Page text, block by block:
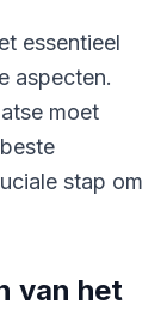
essentieel
aspecten.
moet
stap om
van het